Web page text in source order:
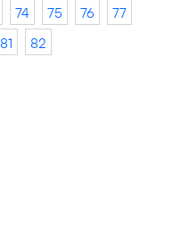
74 75 76
77
81 82